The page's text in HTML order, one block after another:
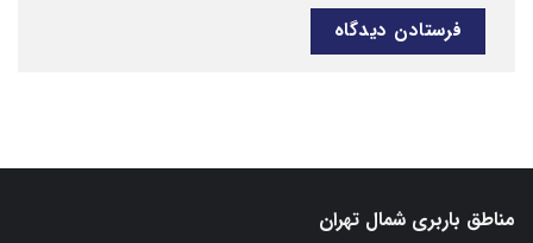
مناطق باربری شمال تهران